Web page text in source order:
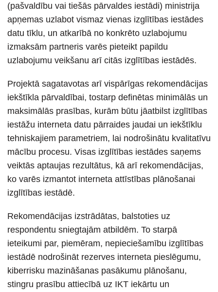
(pašvaldību vai tiešās pārvaldes iestādi) ministrija
apņemas uzlabot vismaz vienas izglītības iestādes
datu tīklu, un atkarībā no konkrēto uzlabojumu
izmaksām partneris varēs pieteikt papildu
uzlabojumu veikšanu arī citās izglītības iestādēs.
Projektā sagatavotas arī vispārīgas rekomendācijas
iekštīkla pārvaldībai, tostarp definētas minimālās un
maksimālās prasības, kurām būtu jāatbilst izglītības
iestāžu interneta datu pārraides jaudai un iekštīklu
tehniskajiem parametriem, lai nodrošinātu kvalitatīvu
mācību procesu. Visas izglītības iestādes saņems
veiktās aptaujas rezultātus, kā arī rekomendācijas,
ko varēs izmantot interneta attīstības plānošanai
izglītības iestādē.
Rekomendācijas izstrādātas, balstoties uz
respondentu sniegtajām atbildēm. To starpā
ieteikumi par, piemēram, nepieciešamību izglītības
iestādē nodrošināt rezerves interneta pieslēgumu,
kiberrisku mazināšanas pasākumu plānošanu,
stingru prasību attiecībā uz IKT iekārtu un